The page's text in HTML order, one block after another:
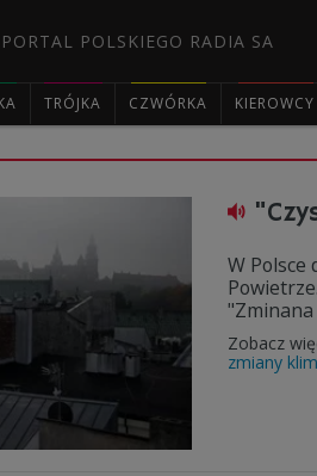
PORTAL POLSKIEGO RADIA SA
TRÓJKA CZWÓRKA KIEROWCY
W Polsce
"Zminana
Zobacz
zmiany